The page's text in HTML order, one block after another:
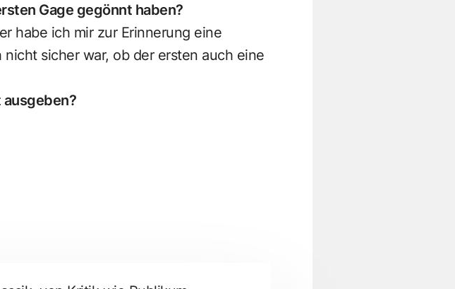
Gage gegönnt haben?
habe ich mir zur Erinnerung eine
sicher war, ob der ersten auch eine